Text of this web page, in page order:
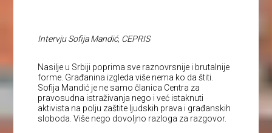
Intervju Sofija Mandić, CEPRIS
Nasilje u Srbiji poprima sve raznovrsnije i brutalnije
forme. Građanina izgleda više nema ko da štiti.
Sofija Mandić je ne samo članica Centra za
pravosudna istraživanja nego i već istaknuti
aktivista na polju zaštite ljudskih prava i građanskih
sloboda. Više nego dovoljno razloga za razgovor.